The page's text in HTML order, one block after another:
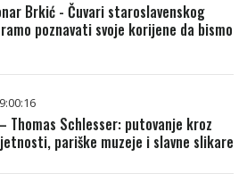
Brkić - Čuvari staroslavenskog
poznavati svoje korijene da bismo
Thomas Schlesser: putovanje kroz
pariške muzeje i slavne slikare